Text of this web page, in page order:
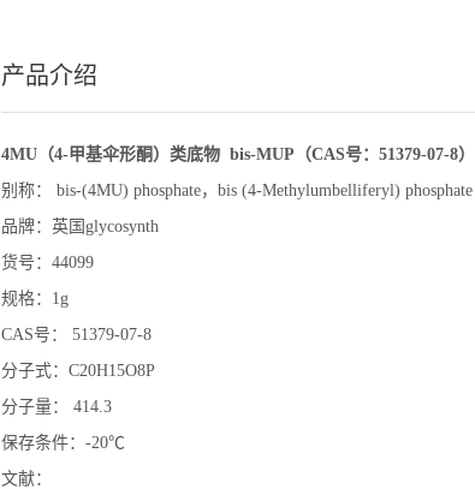
产品介绍
4MU（4-甲基伞形酮）类底物 bis-MUP（CAS号：51379-07-8）
别称： bis-(4MU) phosphate，bis (4-Methylumbelliferyl) phosphate
品牌：英国glycosynth
货号：44099
规格：1g
CAS号： 51379-07-8
分子式：C20H15O8P
分子量： 414.3
保存条件：-20℃
文献：